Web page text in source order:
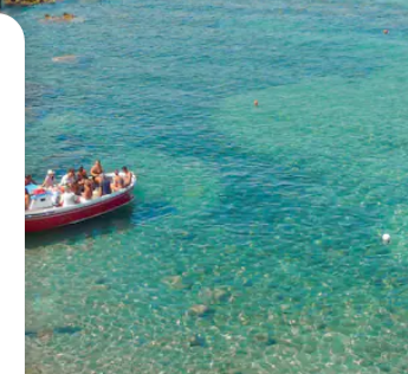
გამოიყენეთ კლავიშები ზემოთ/ქვემოთ